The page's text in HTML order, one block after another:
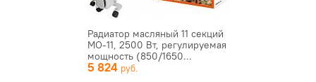
Радиатор масляный 11 секций
МО-11, 2500 Вт, регулируемая
мощность (850/1650...
5 824